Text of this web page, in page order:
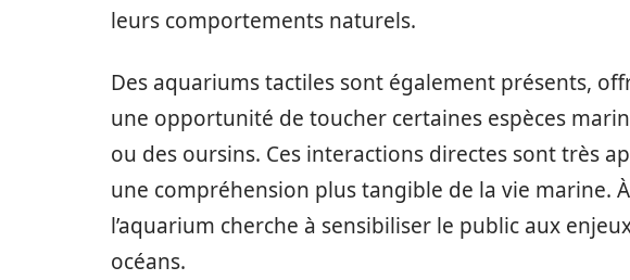
leurs comportements naturels.
Des aquariums tactiles sont également présents,
une opportunité de toucher certaines espèces
ou des oursins. Ces interactions directes sont très
une compréhension plus tangible de la vie marine.
l’aquarium cherche à sensibiliser le public aux
océans.